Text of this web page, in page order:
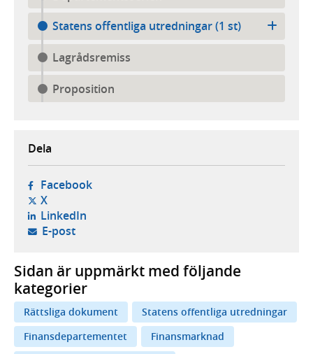
Statens offentliga utredningar (1 st)
Lagrådsremiss
Proposition
Dela
Facebook- öppnas i ny flik, extern webbplats,
X- öppnas i ny flik, extern webbplats,
LinkedIn- öppnas i ny flik, extern webbplats,
E-post- öppnar din e-postklient,
Sidan är uppmärkt med följande
kategorier
Rättsliga dokument
Statens offentliga utredningar
Finansdepartementet
Finansmarknad